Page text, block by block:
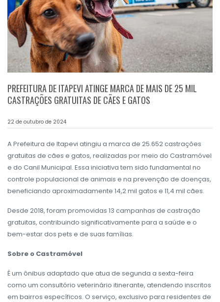
PREFEITURA DE ITAPEVI ATINGE MARCA DE MAIS DE 25 MIL
CASTRAÇÕES GRATUITAS DE CÃES E GATOS
22 de outubro de 2024
A Prefeitura de Itapevi atingiu a marca de 25.652 castrações
gratuitas de cães e gatos, realizadas por meio do Castramóvel
e do Canil Municipal. Essa iniciativa tem sido fundamental no
controle populacional de animais e na prevenção de doenças,
beneficiando aproximadamente 14,2 mil gatos e 11,4 mil cães.
Desde 2018, foram promovidas 13 campanhas de castração
gratuitas, contribuindo significativamente para a saúde e o
bem-estar dos pets e de suas famílias.
Sobre o Castramóvel
É um ônibus adaptado que atua de segunda a sexta-feira
como um consultório veterinário itinerante, atendendo inscritos
em bairros específicos. O serviço, exclusivo para residentes de